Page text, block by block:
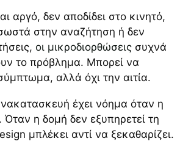
αργό, δεν αποδίδει στο κινητό,
στην αναζήτηση ή δεν
οι μικροδιορθώσεις συχνά
το πρόβλημα. Μπορεί να
αλλά όχι την αιτία.
έχει νόημα όταν η
Όταν η δομή δεν εξυπηρετεί τη
μπλέκει αντί να ξεκαθαρίζει.